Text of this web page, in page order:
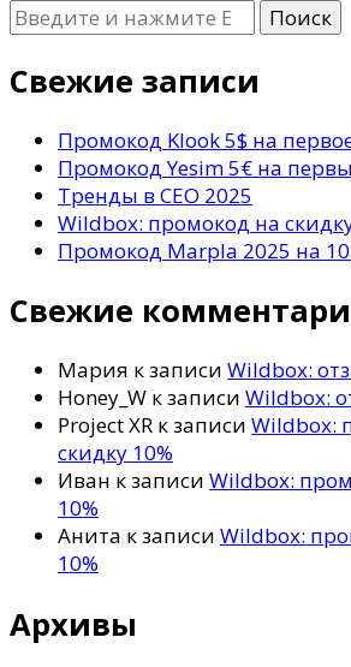
Ищите
что-
то?
Свежие записи
Промокод Klook 5$ на
Промокод Yesim 5€ на
Тренды в СЕО 2025
Wildbox: промокод на
Промокод Marpla 2025 на
Свежие
Мария к записи Wildbox:
Honey_W к записи Wildbox:
Project XR к записи Wildbox:
скидку 10%
Иван к записи Wildbox:
10%
Анита к записи Wildbox:
10%
Архивы